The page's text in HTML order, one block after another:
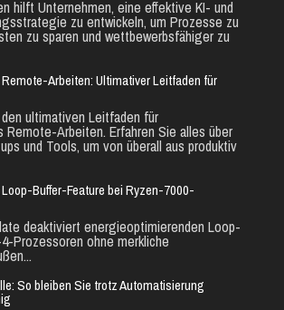
hilft Unternehmen, eine effektive KI- und
zu entwickeln, um Prozesse zu
zu sparen und wettbewerbsfähiger zu
Arbeiten: Ultimativer Leitfaden für
ultimativen Leitfaden für
Remote-Arbeiten. Erfahren Sie alles über
und Tools, um von überall aus produktiv
Buffer-Feature bei Ryzen-7000-
deaktiviert energieoptimierenden Loop-
Prozessoren ohne merkliche
So bleiben Sie trotz Automatisierung